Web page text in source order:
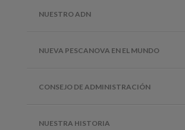
NUESTRO ADN
NUEVA PESCANOVA EN EL MUNDO
CONSEJO DE ADMINISTRACIÓN
NUESTRA HISTORIA